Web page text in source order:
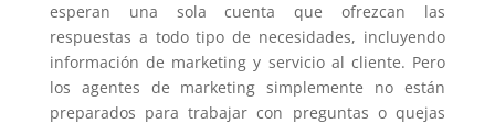
esperan una sola cuenta que ofrezcan las
respuestas a todo tipo de necesidades, incluyendo
información de marketing y servicio al cliente. Pero
los agentes de marketing simplemente no están
preparados para trabajar con preguntas o quejas